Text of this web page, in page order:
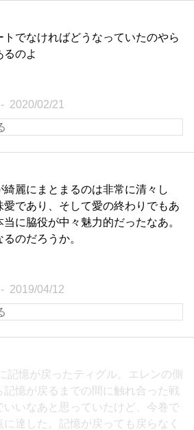
トでなければどうなっていたのやら
るのよ
2020/02/21
綺麗にまとまるのは非常に清々し
愛であり、そして愛の終わりでもあ
当に脇役が中々魅力的だったなあ。
のだろうか。
2019/04/12
記憶が戻ったティグル。エレンの側
記憶が戻るまでの間に触れ合った戦
いいなあと思っていたけど、今巻で
に達した。記憶が戻っても戻らなく